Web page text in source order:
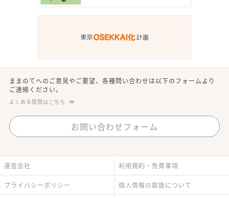
ままのてへのご意見やご要望、各種問い合わせは以下のフォームより
ご連絡ください。
よくある質問はこちら
お問い合わせフォーム
運営会社 利用規約・免責事項
プライバシーポリシー 個人情報の取扱について